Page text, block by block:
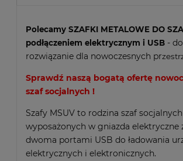
Polecamy SZAFKI METALOWE DO
podłączeniem elektrycznym i USB -
rozwiązanie dla nowoczesnych pr
Sprawdź naszą bogatą ofertę
szaf socjalnych !
Szafy MSUV to rodzina szaf
wyposażonych w gniazda elektryczne
dwoma portami USB do ładowania
elektrycznych i elektronicznych.